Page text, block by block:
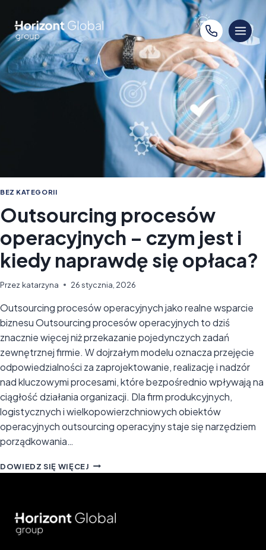
treści
BEZ KATEGORII
Outsourcing procesów
operacyjnych – czym jest i
kiedy naprawdę się opłaca?
Przez katarzyna 26 stycznia, 2026
Outsourcing procesów operacyjnych jako realne wsparcie
biznesu Outsourcing procesów operacyjnych to dziś
znacznie więcej niż przekazanie pojedynczych zadań
zewnętrznej firmie. W dojrzałym modelu oznacza przejęcie
odpowiedzialności za zaprojektowanie, realizację i nadzór
nad kluczowymi procesami, które bezpośrednio wpływają na
ciągłość działania organizacji. Dla firm produkcyjnych,
logistycznych i wielkopowierzchniowych obiektów
operacyjnych outsourcing operacyjny staje się narzędziem
porządkowania…
DOWIEDZ SIĘ WIĘCEJ OUTSOURCING
PROCESÓW
CZYM
JEST